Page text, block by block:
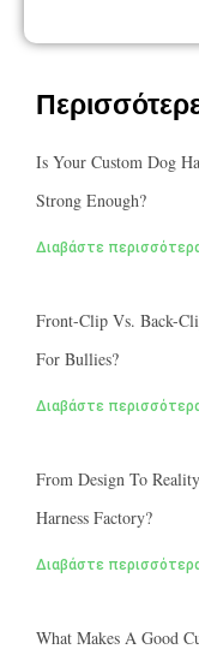
Is Your Custom Dog
Strong Enough?
Διαβάστε
Front-Clip Vs. Back-
For Bullies?
Διαβάστε
From Design To
Harness Factory?
Διαβάστε
What Makes A Good